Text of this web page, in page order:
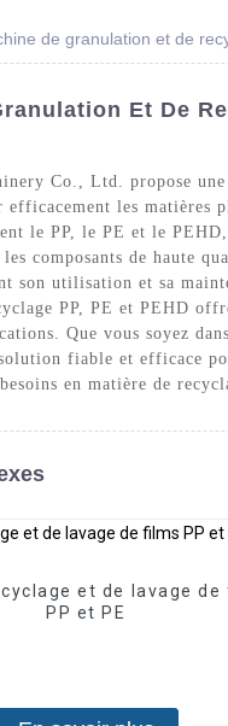
de granulation et de
Et De
Co., Ltd. propose
les matières
le PP, le PE et le
composants de haute
son utilisation et sa
PP, PE et PEHD
Que vous soyez
fiable et efficace
en matière de
et de lavage de
PP et PE